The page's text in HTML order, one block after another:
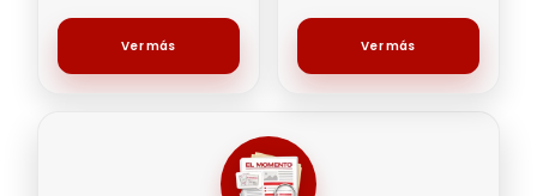
Ver más Ver más